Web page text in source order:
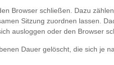
Browser schließen. Dazu
Sitzung zuordnen lassen.
ausloggen oder den Browser
Dauer gelöscht, die sich je